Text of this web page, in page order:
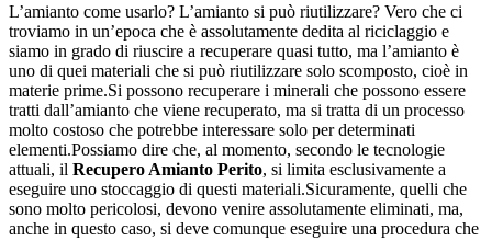
L’amianto come usarlo? L’amianto si può riutilizzare? Vero che ci
troviamo in un’epoca che è assolutamente dedita al riciclaggio e
siamo in grado di riuscire a recuperare quasi tutto, ma l’amianto è
uno di quei materiali che si può riutilizzare solo scomposto, cioè in
materie prime.Si possono recuperare i minerali che possono essere
tratti dall’amianto che viene recuperato, ma si tratta di un processo
molto costoso che potrebbe interessare solo per determinati
elementi.Possiamo dire che, al momento, secondo le tecnologie
attuali, il Recupero Amianto Perito, si limita esclusivamente a
eseguire uno stoccaggio di questi materiali.Sicuramente, quelli che
sono molto pericolosi, devono venire assolutamente eliminati, ma,
anche in questo caso, si deve comunque eseguire una procedura che